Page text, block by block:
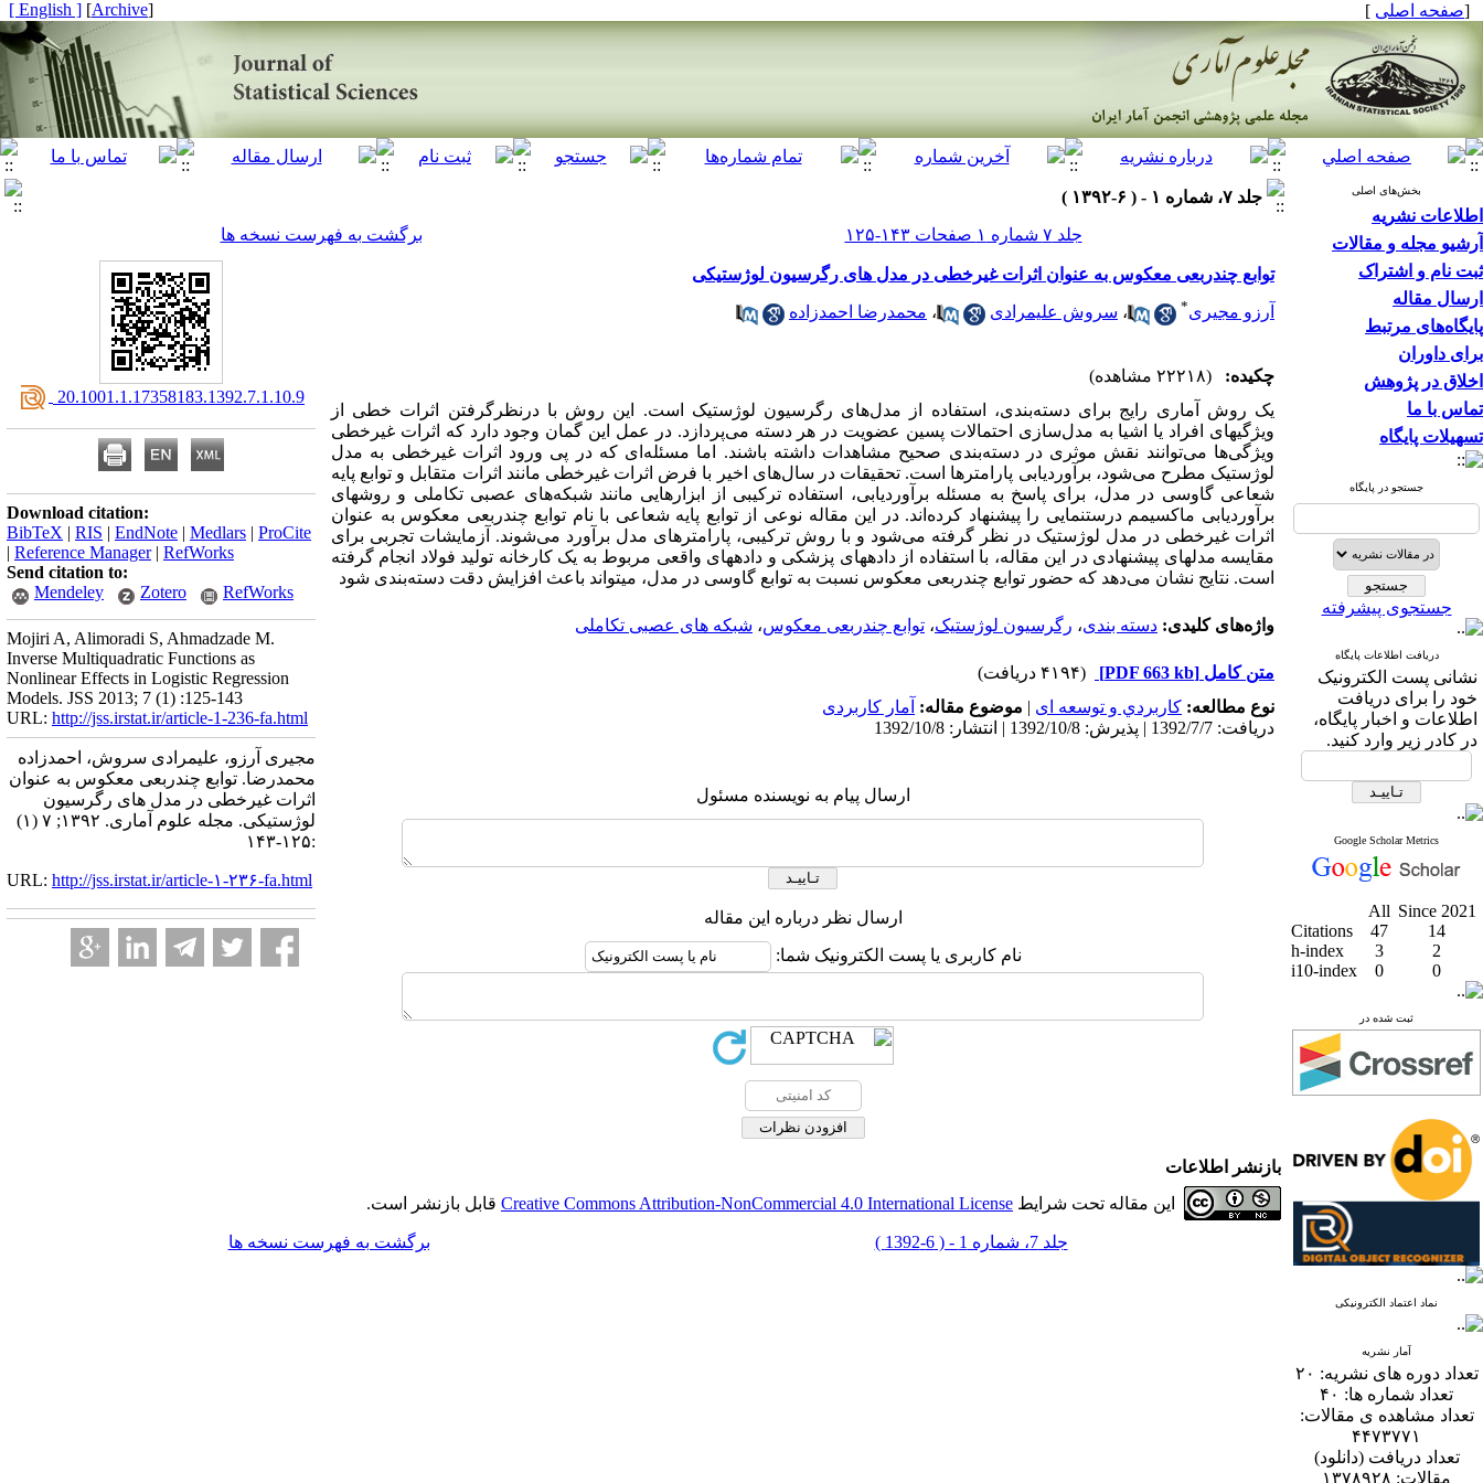
[صفحه اصلی ]
[
Archive
]
[ English ]
بخش‌های اصلی
اطلاعات نشریه
آرشیو مجله و مقالات
ثبت نام و اشتراک
ارسال مقاله
پایگاه‌های مرتبط
برای داوران
اخلاق در پژوهش
تماس با ما
تسهیلات پایگاه
جستجو در پایگاه
جستجوی پیشرفته
دریافت اطلاعات پایگاه
نشانی پست الکترونیک
خود را برای دریافت
اطلاعات و اخبار پایگاه،
در کادر زیر وارد کنید.
Google Scholar Metrics
All Since 2021
Citations
47
14
h-index
3
2
i10-index
0 0
ثبت شده در
نماد اعتماد الکترونیکی
آمار نشریه
تعداد دوره های نشریه: ۲۰
تعداد شماره ها: ۴۰
تعداد مشاهده ی مقالات:
۴۴۷۳۷۷۱
تعداد دریافت (دانلود)
مقالات: ۱۳۷۸۹۲۸
جلد ۷، شماره ۱ - ( ۶-۱۳۹۲ )
جلد ۷ شماره ۱ صفحات ۱۴۳-۱۲۵
برگشت به فهرست نسخه ها
توابع چندربعی معکوس به عنوان اثرات غیرخطی در مدل های رگرسیون لوژستیکی
آرزو مجیری* ، سروش علیمرادی ، محمدرضا احمدزاده
چکیده:
(۲۲۲۱۸ مشاهده)
یک روش آماری رایج برای دسته‌بندی، استفاده از مدل‌های رگرسیون لوژستیک است. این روش با درنظرگرفتن اثرات خطی از
ویژگیهای افراد یا اشیا به مدل‌سازی احتمالات پسین عضویت در هر دسته می‌پردازد. در عمل این گمان وجود دارد که اثرات غیرخطی
ویژگی‌ها می‌توانند نقش موثری در دسته‌بندی صحیح مشاهدات داشته باشند. اما مسئله‌ای که در پی ورود اثرات غیرخطی به مدل
لوژستیک مطرح می‌شود، برآوردیابی پارامترها است. تحقیقات در سال‌های اخیر با فرض اثرات غیرخطی مانند اثرات متقابل و توابع پایه
شعاعی گاوسی در مدل، برای پاسخ به مسئله برآوردیابی، استفاده ترکیبی از ابزارهایی مانند شبکه‌های عصبی تکاملی و روشهای
برآوردیابی ماکسیمم درستنمایی را پیشنهاد کرده‌اند. در این مقاله نوعی از توابع پایه شعاعی با نام توابع چندربعی معکوس به عنوان
اثرات غیرخطی در مدل لوژستیک در نظر گرفته می‌شود و با روش ترکیبی، پارامترهای مدل برآورد می‌شوند. آزمایشات تجربی برای
مقایسه مدلهای پیشنهادی در این مقاله، با استفاده از دادههای پزشکی و دادههای واقعی مربوط به یک کارخانه تولید فولاد انجام گرفته
است. نتایج نشان می‌دهد که حضور توابع چندربعی معکوس نسبت به توابع گاوسی در مدل، میتواند باعث افزایش دقت دسته‌بندی شود
واژه‌های کلیدی: دسته بندی، رگرسیون لوژستیک، توابع چندربعی معکوس، شبکه های عصبی تکاملی
متن کامل [PDF 663 kb]
(۴۱۹۴ دریافت)
نوع مطالعه: كاربردي و توسعه ای | موضوع مقاله: آمار کاربردی
دریافت: 1392/7/7 | پذیرش: 1392/10/8 | انتشار: 1392/10/8
ارسال پیام به نویسنده مسئول
ارسال نظر درباره این مقاله
نام کاربری یا پست الکترونیک شما:
‎ 20.1001.1.17358183.1392.7.1.10.9
Download citation:
BibTeX | RIS | EndNote | Medlars | ProCite
| Reference Manager| RefWorks
Send citation to:
Mendeley
Zotero RefWorks
Mojiri A, Alimoradi S, Ahmadzade M.
Inverse Multiquadratic Functions as
Nonlinear Effects in Logistic Regression
Models. JSS 2013; 7 (1) :125-143
URL: http://jss.irstat.ir/article-1-236-fa.html
مجیری آرزو، علیمرادی سروش، احمدزاده
محمدرضا. توابع چندربعی معکوس به عنوان
اثرات غیرخطی در مدل های رگرسیون
لوژستیکی. مجله علوم آماری. ۱۳۹۲; ۷ (۱)
:۱۲۵-۱۴۳
URL: http://jss.irstat.ir/article-۱-۲۳۶-fa.html
بازنشر اطلاعات
این مقاله تحت شرایط Creative Commons Attribution-NonCommercial 4.0 International License قابل بازنشر است.
جلد 7، شماره 1 - ( 6-1392 ) برگشت به فهرست نسخه ها